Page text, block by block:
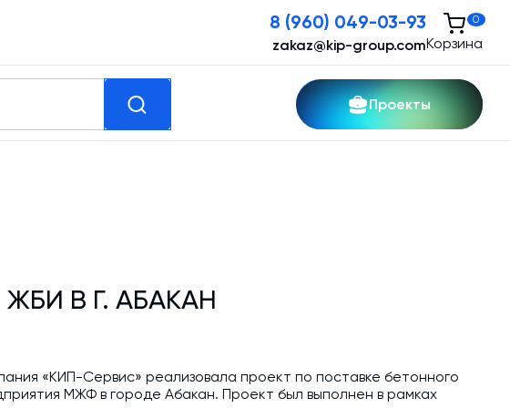
8 (960) 049-03-93
zakaz@kip-group.comКорзина
0
Проекты
Зимний комплект. Изготовление и монтаж
Доставка, шеф-монтаж и пуско-наладка и
В Г. АБАКАН
«КИП-Сервис» реализовала проект по поставке бетонного
МЖФ в городе Абакан. Проект был выполнен в рамках